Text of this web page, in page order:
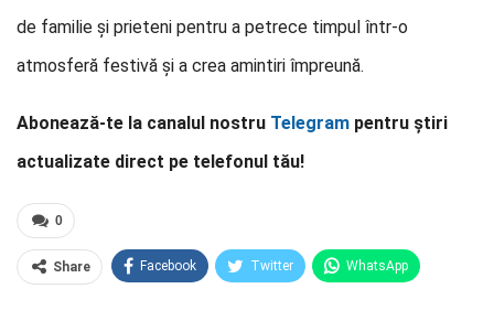
de familie și prieteni pentru a petrece timpul într-o
atmosferă festivă și a crea amintiri împreună.
Abonează-te la canalul nostru Telegram pentru știri
actualizate direct pe telefonul tău!
0
Share Facebook Twitter WhatsApp